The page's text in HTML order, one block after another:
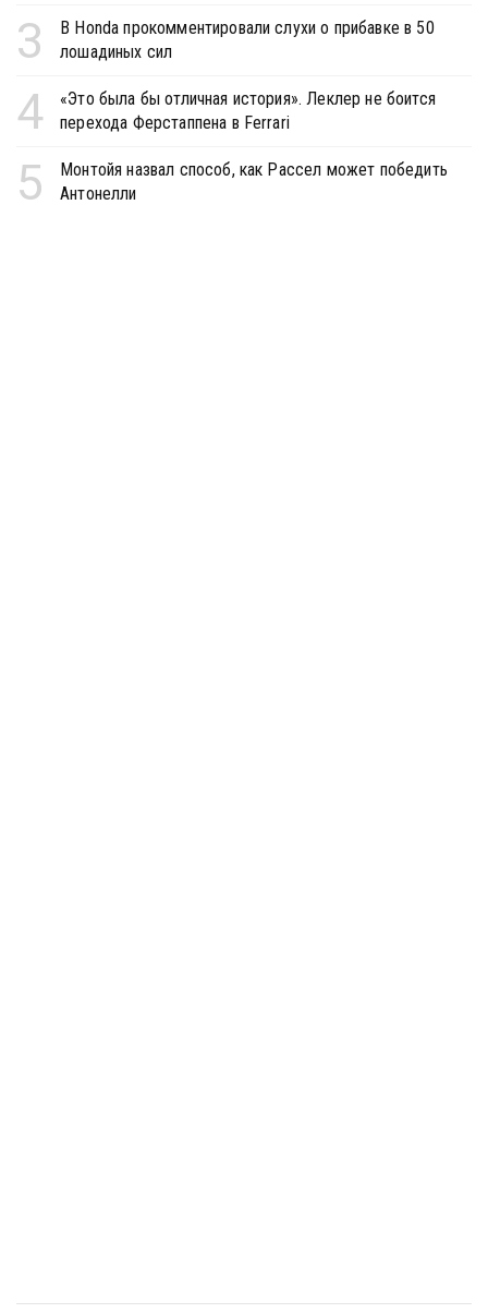
3
В Honda прокомментировали слухи о прибавке в 50
лошадиных сил
4
«Это была бы отличная история». Леклер не боится
перехода Ферстаппена в Ferrari
5
Монтойя назвал способ, как Рассел может победить
Антонелли